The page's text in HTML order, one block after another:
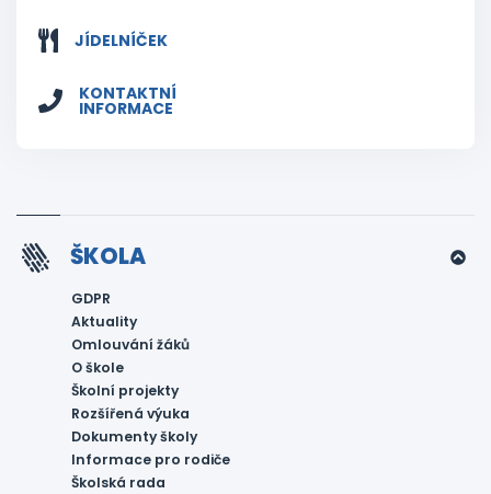
JÍDELNÍČEK
KONTAKTNÍ
INFORMACE
ŠKOLA
GDPR
Aktuality
Omlouvání žáků
O škole
Školní projekty
Rozšířená výuka
Dokumenty školy
Informace pro rodiče
Školská rada